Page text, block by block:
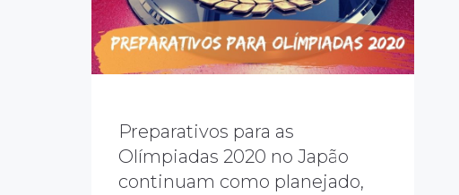
Preparativos para as
Olímpiadas 2020 no Japão
continuam como planejado,
O cancelamento das Olímpiadas